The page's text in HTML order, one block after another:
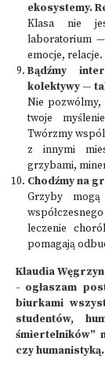
ekosystemy.
Klasa nie
laboratorium
emocje, relacje.
Bądźmy
kolektywy —
Nie pozwólmy,
twoje
Twórzmy
z innymi
grzybami,
Chodźmy na
Grzyby
leczenie
pomagają
Klaudia
- ogłaszam
biurkami
studentów,
śmiertelników”
czy